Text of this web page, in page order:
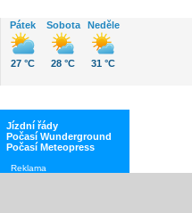
Pátek
27 °C
Sobota
28 °C
Neděle
31 °C
Jízdní řády
Počasí Wunderground
Počasí Meteopress
Reklama